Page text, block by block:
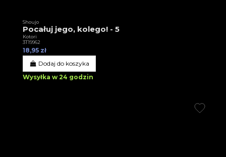
Shoujo
Pocałuj jego, kolego! - 5
Kotori
3T19962
18,95 zł
Dodaj do koszyka
Wysyłka w 24 godzin